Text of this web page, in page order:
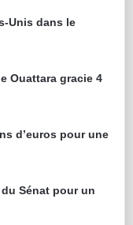
Unis dans le
Ouattara gracie 4
d’euros pour une
Sénat pour un